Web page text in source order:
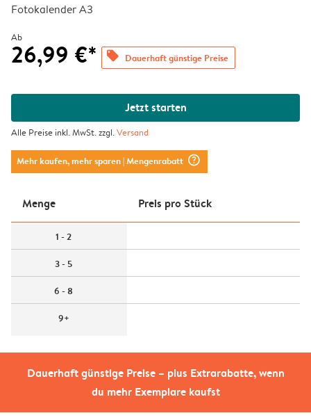
Dauerhaft günstige Preise – plus Extrarabatte, wenn
du mehr Exemplare kaufst
Fotokalender A3
Ab
26,99 €* offers Dauerhaft günstige Preise
Jetzt starten
Alle Preise inkl. MwSt. zzgl.Versand
Mehr kaufen, mehr sparen| Mengenrabatt question_mark_circle
Menge Preis pro Stück
1 - 2
3 - 5
6 - 8
9+